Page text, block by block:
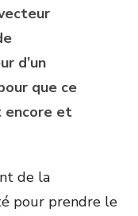
d’un
que ce
encore et
de la
pour prendre le